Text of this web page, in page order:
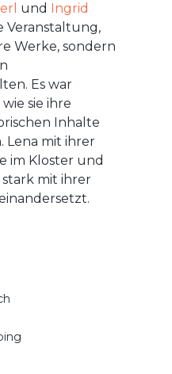
und
Ingrid
Veranstaltung,
Werke, sondern
Es war
sie ihre
Inhalte
Lena mit ihrer
im Kloster und
stark mit ihrer